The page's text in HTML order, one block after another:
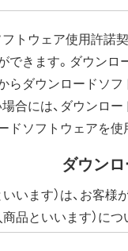
トウェア使用許諾
できます。ダウン
らダウンロードソ
合には、ダウンロ
ドソフトウェアを使
ダウン
いいます）は、お
商品といいます）
以下、添付ソフト